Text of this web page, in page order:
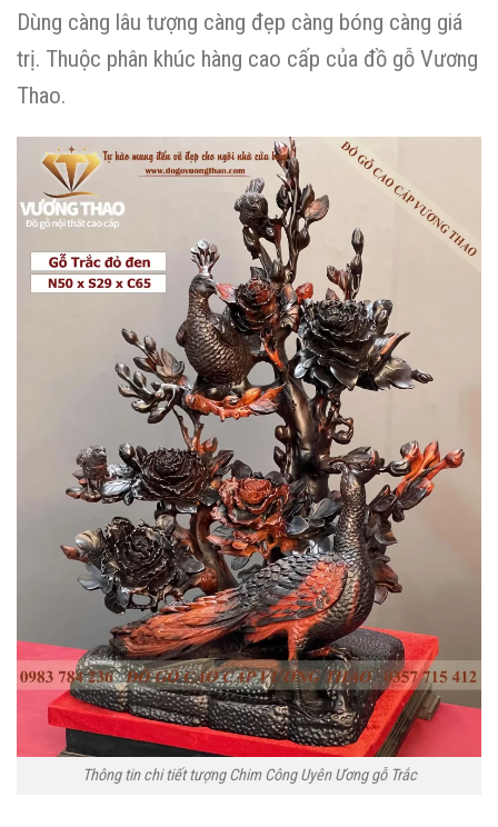
Dùng càng lâu tượng càng đẹp càng bóng càng giá
trị. Thuộc phân khúc hàng cao cấp của đồ gỗ Vương
Thao.
Thông tin chi tiết tượng Chim Công Uyên Ương gỗ Trắc